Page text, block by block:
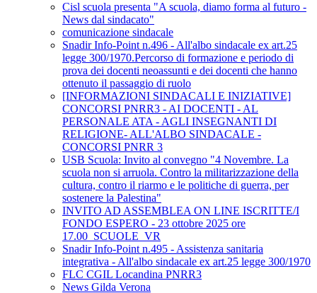
Cisl scuola presenta "A scuola, diamo forma al futuro -
News dal sindacato"
comunicazione sindacale
Snadir Info-Point n.496 - All'albo sindacale ex art.25
legge 300/1970.Percorso di formazione e periodo di
prova dei docenti neoassunti e dei docenti che hanno
ottenuto il passaggio di ruolo
[INFORMAZIONI SINDACALI E INIZIATIVE]
CONCORSI PNRR3 - AI DOCENTI - AL
PERSONALE ATA - AGLI INSEGNANTI DI
RELIGIONE- ALL'ALBO SINDACALE -
CONCORSI PNRR 3
USB Scuola: Invito al convegno "4 Novembre. La
scuola non si arruola. Contro la militarizzazione della
cultura, contro il riarmo e le politiche di guerra, per
sostenere la Palestina"
INVITO AD ASSEMBLEA ON LINE ISCRITTE/I
FONDO ESPERO - 23 ottobre 2025 ore
17.00_SCUOLE_VR
Snadir Info-Point n.495 - Assistenza sanitaria
integrativa - All'albo sindacale ex art.25 legge 300/1970
FLC CGIL Locandina PNRR3
News Gilda Verona